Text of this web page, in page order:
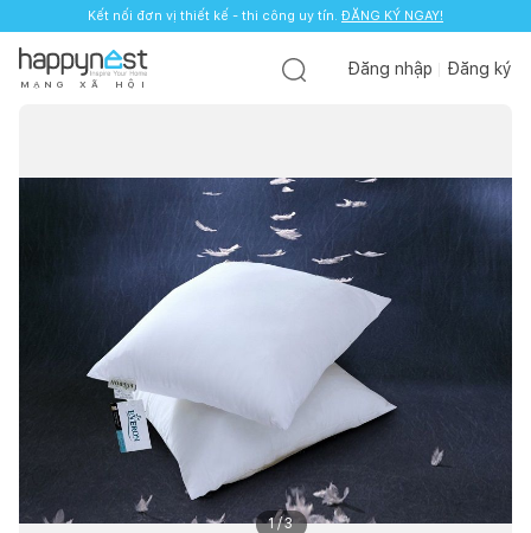
Kết nối đơn vị thiết kế - thi công uy tín. ĐĂNG KÝ NGAY!
M Ạ N G X Ã H Ộ I
Đăng nhập Đăng ký
1/3